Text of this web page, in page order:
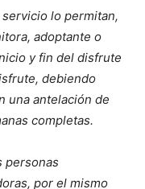
lo permitan,
adoptante o
y fin del disfrute
debiendo
una antelación de
completas.
por el mismo